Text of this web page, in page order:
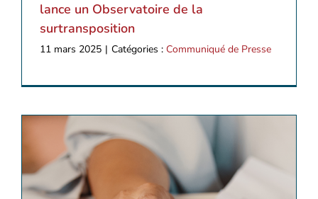
lance un Observatoire de la
surtransposition
11 mars 2025 | Catégories : Communiqué de Presse